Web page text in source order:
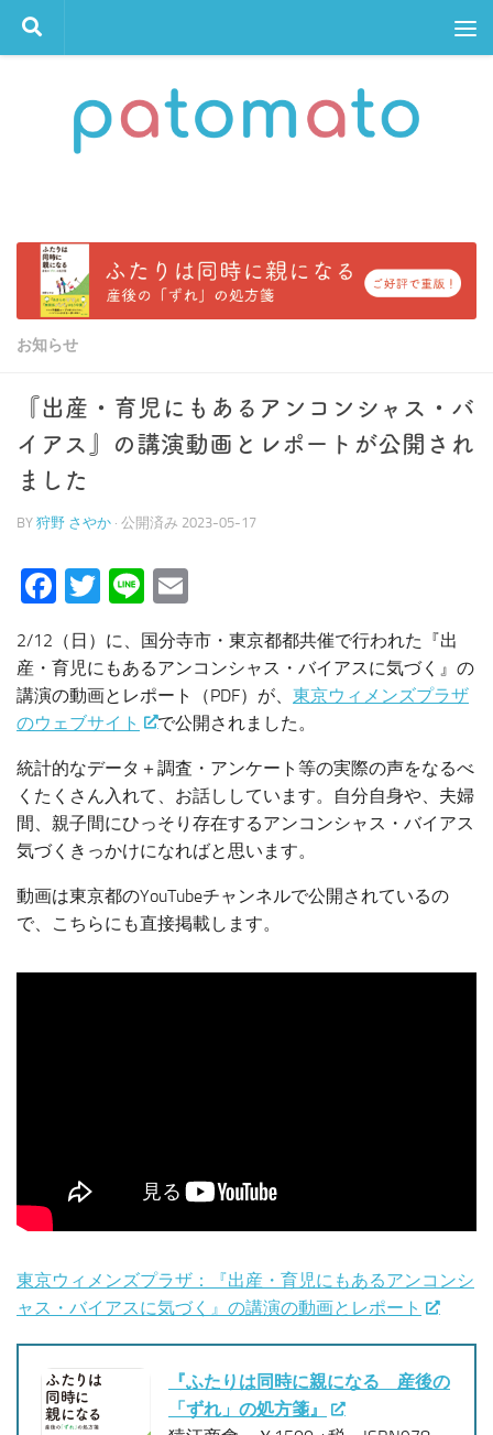
コンテンツへスキップ
お知らせ
『出産・育児にもあるアンコンシャス・バ
イアス』の講演動画とレポートが公開され
ました
BY 狩野 さやか · 公開済み 2023-05-17
Facebook
Twitter
Line
2/12（日）に、国分寺市・東京都都共催で行われた『出
産・育児にもあるアンコンシャス・バイアスに気づく』の
講演の動画とレポート（PDF）が、 東京ウィメンズプラザ
のウェブサイト
で公開されました。
統計的なデータ＋調査・アンケート等の実際の声をなるべ
くたくさん入れて、お話ししています。自分自身や、夫婦
間、親子間にひっそり存在するアンコンシャス・バイアス
気づくきっかけになればと思います。
動画は東京都のYouTubeチャンネルで公開されているの
で、こちらにも直接掲載します。
東京ウィメンズプラザ：『出産・育児にもあるアンコンシ
ャス・バイアスに気づく』の講演の動画とレポート
『ふたりは同時に親になる 産後の
「ずれ」の処方箋』